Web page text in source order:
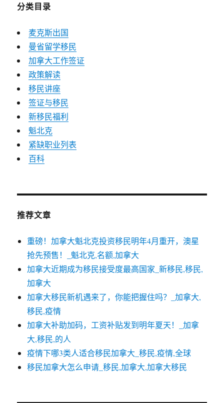
分类目录
麦克斯出国
曼省留学移民
加拿大工作签证
政策解读
移民讲座
签证与移民
新移民福利
魁北克
紧缺职业列表
百科
推荐文章
重磅！加拿大魁北克投资移民明年4月重开，澳星
抢先预售！_魁北克,名额,加拿大
加拿大近期成为移民接受度最高国家_新移民,移民,
加拿大
加拿大移民新机遇来了，你能把握住吗？_加拿大,
移民,疫情
加拿大补助加码，工资补贴发到明年夏天！_加拿
大,移民,的人
疫情下哪3类人适合移民加拿大_移民,疫情,全球
移民加拿大怎么申请_移民,加拿大,加拿大移民